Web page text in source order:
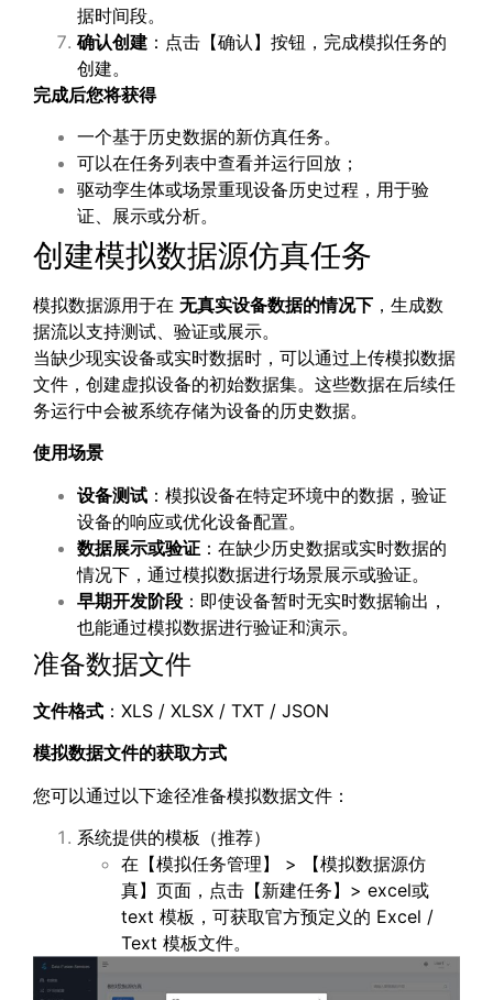
据时间段。
确认创建 ：点击【确认】按钮，完成模拟任务的
创建。
完成后您将获得
一个基于历史数据的新仿真任务。
可以在任务列表中查看并运行回放；
驱动孪生体或场景重现设备历史过程，用于验
证、展示或分析。
创建模拟数据源仿真任务
模拟数据源用于在 无真实设备数据的情况下 ，生成数
据流以支持测试、验证或展示。
当缺少现实设备或实时数据时，可以通过上传模拟数据
文件，创建虚拟设备的初始数据集。这些数据在后续任
务运行中会被系统存储为设备的历史数据。
使用场景
设备测试 ：模拟设备在特定环境中的数据，验证
设备的响应或优化设备配置。
数据展示或验证 ：在缺少历史数据或实时数据的
情况下，通过模拟数据进行场景展示或验证。
早期开发阶段 ：即使设备暂时无实时数据输出，
也能通过模拟数据进行验证和演示。
准备数据文件
文件格式 ：XLS / XLSX / TXT / JSON
模拟数据文件的获取方式
您可以通过以下途径准备模拟数据文件：
系统提供的模板（推荐）
在【模拟任务管理】 > 【模拟数据源仿
真】页面，点击【新建任务】> excel或
text 模板，可获取官方预定义的 Excel /
Text 模板文件。